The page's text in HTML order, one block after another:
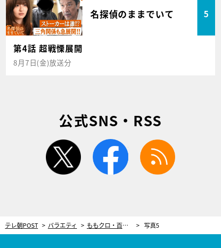
名探偵のままでいて 5
第4話 超戦慄展開
8月7日(金)放送分
公式SNS・RSS
twitter facebook
テレ朝POST バラエティ ももクロ・百田夏菜子、MC担当の番組では“おすまし”!? 写真5